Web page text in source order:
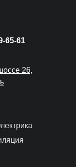
26,
65-61